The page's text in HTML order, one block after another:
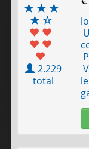
2.229
total